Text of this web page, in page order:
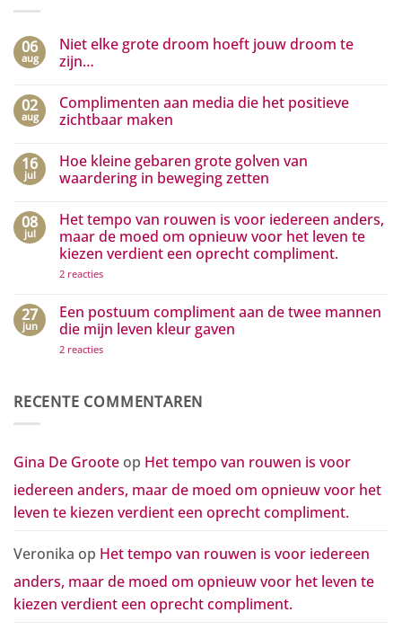
06
aug
Niet elke grote droom hoeft jouw droom te
zijn…
op
Niet
elke
hoeft
jouw
droom
02
aug
Complimenten aan media die het positieve
zichtbaar maken
op
Complimenten
aan
het
positieve
zichtbaar
maken
16
jul
Hoe kleine gebaren grote golven van
waardering in beweging zetten
op
Hoe
kleine
gebaren
golven
in
beweging
zetten
08
jul
Het tempo van rouwen is voor iedereen anders,
maar de moed om opnieuw voor het leven te
kiezen verdient een oprecht compliment.
2 reactiesop
van
rouwen
is
iedereen
moed
leven
te
verdient
oprecht
27
jun
Een postuum compliment aan de twee mannen
die mijn leven kleur gaven
2 reactiesop
aan
de
leven
gaven
RECENTE COMMENTAREN
Gina De Groote op Het tempo van rouwen is voor
iedereen anders, maar de moed om opnieuw voor het
leven te kiezen verdient een oprecht compliment.
Veronika op Het tempo van rouwen is voor iedereen
anders, maar de moed om opnieuw voor het leven te
kiezen verdient een oprecht compliment.